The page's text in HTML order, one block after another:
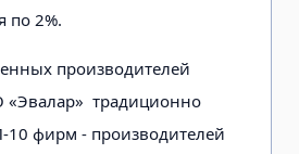
по 2%.
производителей
«Эвалар» традиционно
10 фирм - производителей